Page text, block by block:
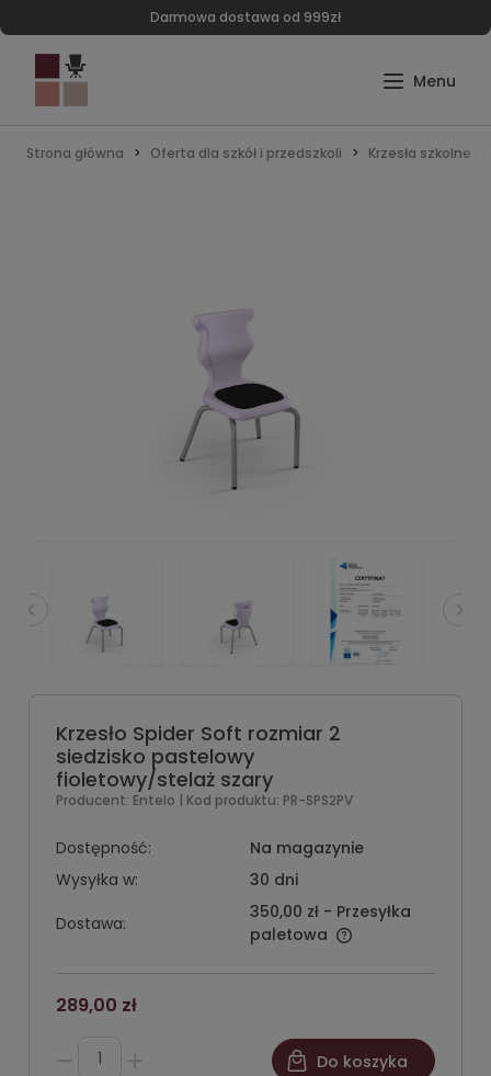
Darmowa dostawa od 999zł
Strona główna Oferta dla szkół i przedszkoli Krzesła szkolne
Krzesło Spider Soft rozmiar 2
siedzisko pastelowy
fioletowy/stelaż szary
Producent: Entelo | Kod produktu: PR-SPS2PV
Dostępność:
Na magazynie
Wysyłka w:
30 dni
Dostawa:
350,00 zł - Przesyłka
paletowa
289,00 zł
Do koszyka